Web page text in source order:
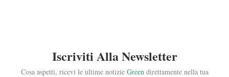
Iscriviti Alla Newsletter
Cosa aspetti, ricevi le ultime notizie Green direttamente nella tua